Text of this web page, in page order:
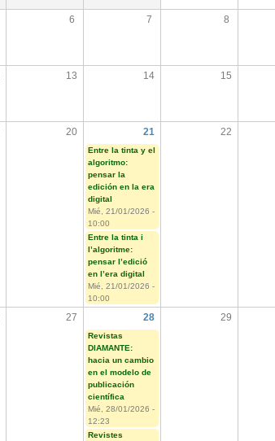
6 7 8
13 14 15
20 21 22
Entre la tinta y el
algoritmo:
pensar la
edición en la era
digital
Mié, 21/01/2026 -
10:00
Entre la tinta i
l’algoritme:
pensar l’edició
en l’era digital
Mié, 21/01/2026 -
10:00
27 28 29
Revistas
DIAMANTE:
hacia un cambio
en el modelo de
publicación
científica
Mié, 28/01/2026 -
12:23
Revistes